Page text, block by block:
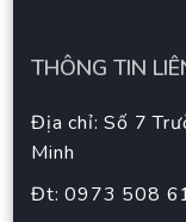
THÔNG TIN
Địa chỉ: Số 7
Minh
Đt: 0973 508